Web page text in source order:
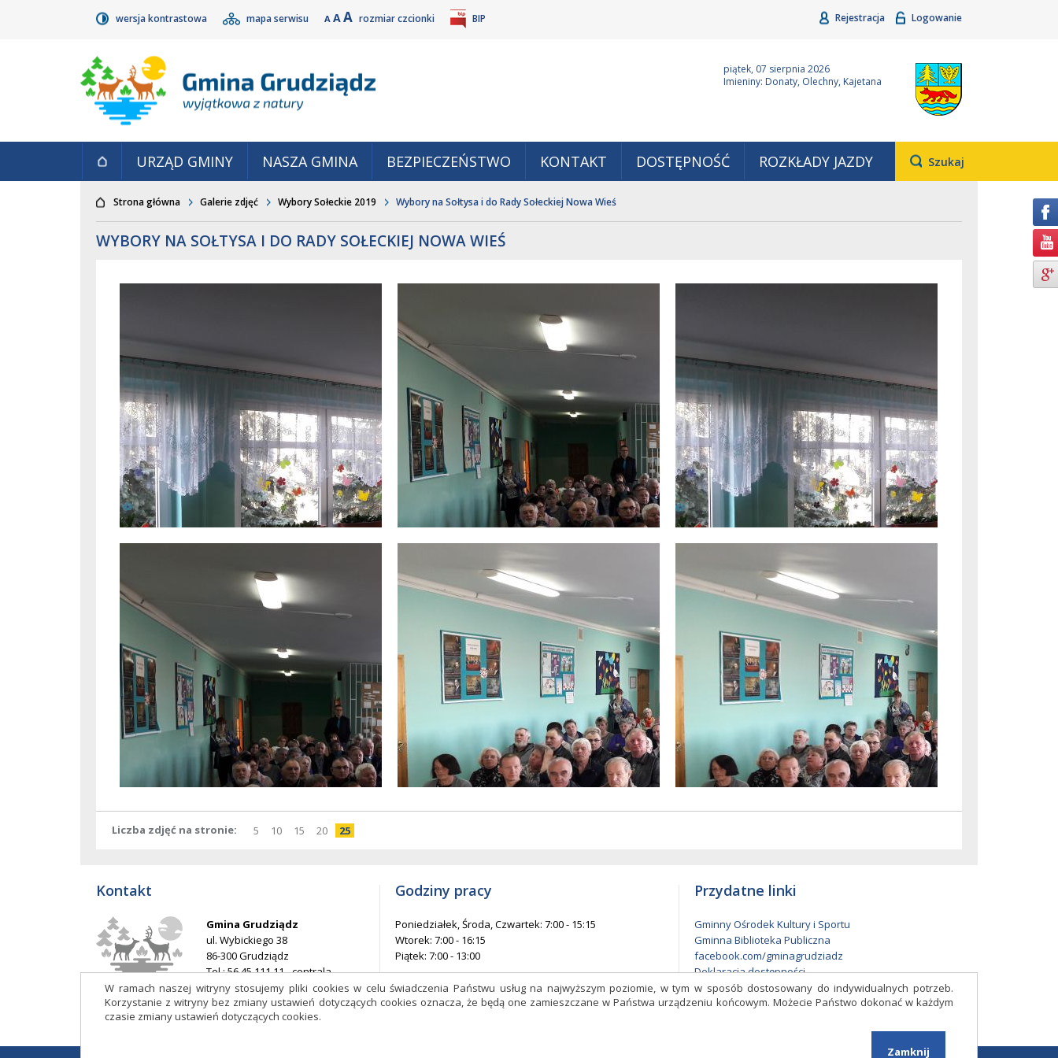
W ramach naszej witryny stosujemy pliki cookies w celu świadczenia Państwu usług na najwyższym poziomie, w tym w sposób dostosowany do indywidualnych potrzeb.
Korzystanie z witryny bez zmiany ustawień dotyczących cookies oznacza, że będą one zamieszczane w Państwa urządzeniu końcowym. Możecie Państwo dokonać w każdym
czasie zmiany ustawień dotyczących cookies.
Zamknij
Przejdź do głównego
Przejdź do treści
Przejdź do
Przejdź do mapy
wersja kontrastowa mapa serwisu A
CZCIONKĘ
A
ROZMIAR
A
CZCIONKĘ
rozmiar czcionki BIP Rejestracja Logowanie
piątek, 07 sierpnia 2026
Imieniny: Donaty, Olechny, Kajetana
URZĄD GMINY NASZA GMINA BEZPIECZEŃSTWO KONTAKT DOSTĘPNOŚĆ ROZKŁADY JAZDY Szukaj
Strona główna Galerie zdjęć Wybory Sołeckie 2019 Wybory na Sołtysa i do Rady Sołeckiej Nowa Wieś
WYBORY NA SOŁTYSA I DO RADY SOŁECKIEJ NOWA WIEŚ
Liczba zdjęć na stronie pokaż
5 elementów
pokaż
10 elementów
pokaż
15 elementów
pokaż
20 elementów
na
pokaż
25
na
Kontakt
Gmina Grudziądz
ul. Wybickiego 38
86-300 Grudziądz
Tel.: 56 45 111 11 - centrala
E-mail:ug@grudziadz.ug.gov.pl
Adres do e-Doręczeń: AE:PL-
53014-76188-HDIJB-32
Godziny pracy
Poniedziałek, Środa, Czwartek: 7:00 - 15:15
Wtorek: 7:00 - 16:15
Piątek: 7:00 - 13:00
Przydatne linki
Gminny Ośrodek Kultury i Sportu
Gminna Biblioteka Publiczna
facebook.com/gminagrudziadz
Deklaracja dostępności